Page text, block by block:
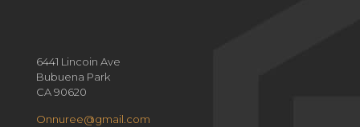
6441 Lincoin Ave
Bubuena Park
CA 90620
Onnuree@gmail.com